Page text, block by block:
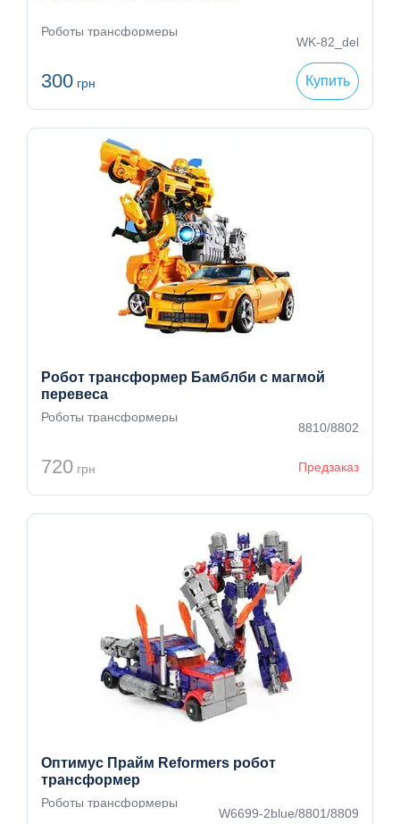
Роботы трансформеры
WK-82_del
300 грн Купить
Робот трансформер Бамблби с магмой
перевеса
Роботы трансформеры
8810/8802
720 грн Предзаказ
Оптимус Прайм Reformers робот
трансформер
Роботы трансформеры
W6699-2blue/8801/8809